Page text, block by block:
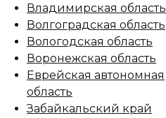
Владимирская область
Волгоградская область
Вологодская область
Воронежская область
Еврейская автономная
область
Забайкальский край